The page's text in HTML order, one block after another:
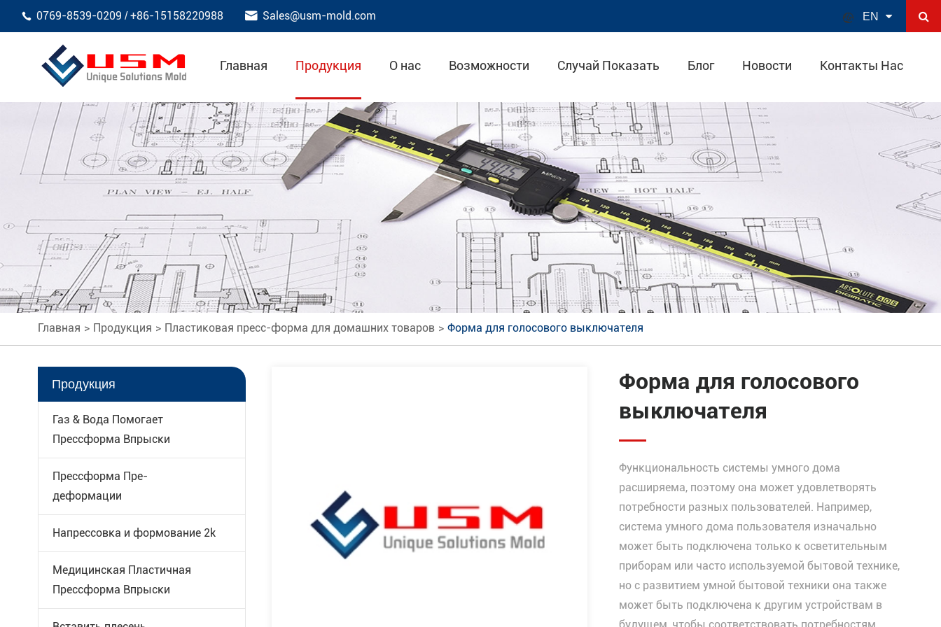
 0769-8539-0209 /+86-15158220988  Sales@usm-mold.com  EN
Главная Продукция О нас Возможности Случай Показать Блог Новости Контакты Нас
Главная Продукция Пластиковая пресс-форма для домашних товаров Форма для голосового выключателя
Продукция
Газ & Вода Помогает
Прессформа Впрыски
Прессформа Пре-
деформации
Напрессовка и формование 2k
Медицинская Пластичная
Прессформа Впрыски
Форма для голосового
выключателя
Функциональность системы умного дома
расширяема, поэтому она может удовлетворять
потребности разных пользователей. Например,
система умного дома пользователя изначально
может быть подключена только к осветительным
приборам или часто используемой бытовой технике,
но с развитием умной бытовой техники она также
может быть подключена к другим устройствам в